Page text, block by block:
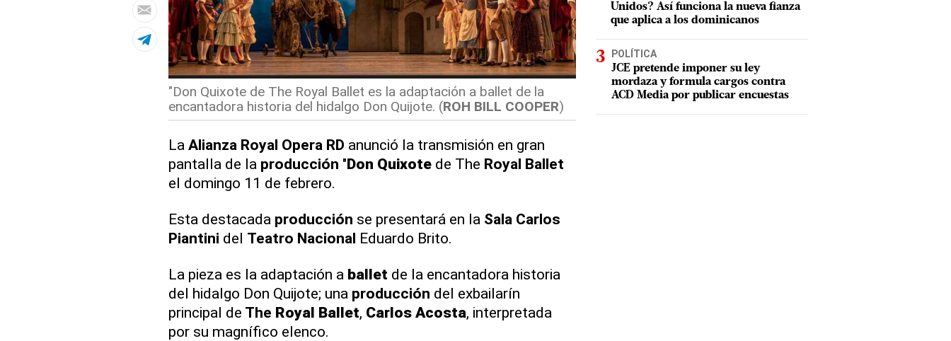
"Don Quixote de The Royal Ballet es la adaptación a ballet de la
encantadora historia del hidalgo Don Quijote. (ROH BILL COOPER)
La Alianza Royal Opera RD anunció la transmisión en gran
pantalla de la producción "Don Quixotede The Royal Ballet
el domingo 11 de febrero.
Esta destacada producción se presentará en la Sala Carlos
Piantini del Teatro Nacional Eduardo Brito.
La pieza es la adaptación a ballet de la encantadora historia
del hidalgo Don Quijote; una producción del exbailarín
principal de The Royal Ballet, Carlos Acosta, interpretada
por su magnífico elenco.
Unidos? Así funciona la nueva fianza
que aplica a los dominicanos
POLÍTICA
JCE pretende imponer su ley
mordaza y formula cargos contra
ACD Media por publicar encuestas